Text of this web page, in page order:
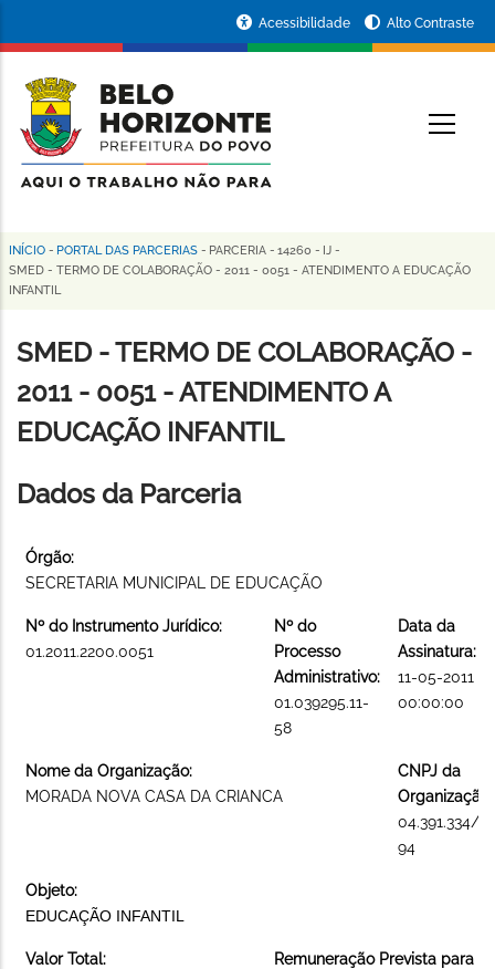
conteúdo
principal
da
Prefeitura
de
Horizonte
Acessibilidade Alto Contraste
Trilha
de
navegação
INÍCIO - PORTAL DAS PARCERIAS - PARCERIA - 14260 - IJ -
SMED - TERMO DE COLABORAÇÃO - 2011 - 0051 - ATENDIMENTO A EDUCAÇÃO
INFANTIL
SMED - TERMO DE COLABORAÇÃO -
2011 - 0051 - ATENDIMENTO A
EDUCAÇÃO INFANTIL
Dados da Parceria
Órgão:
SECRETARIA MUNICIPAL DE EDUCAÇÃO
Nº do Instrumento Jurídico:
01.2011.2200.0051
Nº do
Processo
Administrativo:
01.039295.11-
58
Data da
Assinatura:
11-05-2011
00:00:00
Nome da Organização:
MORADA NOVA CASA DA CRIANCA
CNPJ da
Organização:
04.391.334/
94
Objeto:
EDUCAÇÃO INFANTIL
Valor Total:
Remuneração Prevista para o